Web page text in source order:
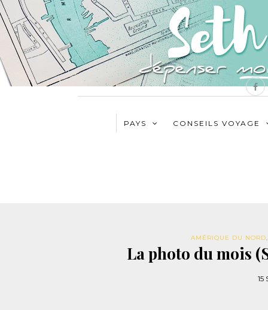
PAYS CONSEILS VOYAGE
AMÉRIQUE DU NORD
La photo du mois
15